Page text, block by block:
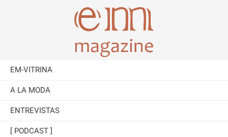
EM-VITRINA
A LA MODA
ENTREVISTAS
[ PODCAST ]